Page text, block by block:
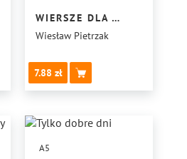
WIERSZE DLA …
Wiesław Pietrzak
7.88
A5